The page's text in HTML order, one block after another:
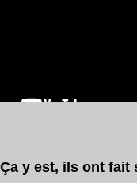
ils ont fait